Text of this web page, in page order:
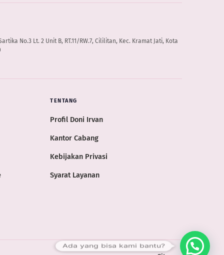
No.3 Lt. 2 Unit B, RT.11/RW.7, Cililitan, Kec. Kramat Jati, Kota
TENTANG
Profil Doni Irvan
Kantor Cabang
Kebijakan Privasi
Syarat Layanan
Ada yang bisa kami bantu?